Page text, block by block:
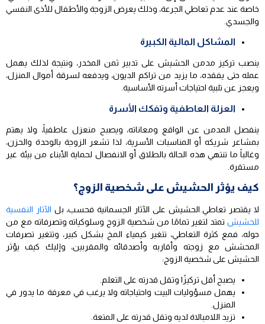
خاصة عند عدم تعاطي الجرعة، وذلك يعرض الزوجة والأطفال للأذى النفسي
والجسدي.
المشاكل المالية الكبيرة
ينصب تركيز مدمن الحشيش على تدبير ثمن المخدر، ونتيجة لذلك يهمل
عمله حتى يفقده، ما يزيد من تراكم الديون، ويدفعه لسرقة أموال المنزل،
ويعجز عن تلبية احتياجات أسرته الأساسية.
العزلة العاطفية وتفكك الأسرة
ينفصل المدمن عن الواقع ومعاناته، ويصبح منعزل عاطفياً، ولا يهتم
بمشاعر شريكه أو المناسبات الأسرية، لذا تشعر الزوجة بالوحدة والحزن،
وغالباً ما تنتهي هذه الحالة بالطلاق أو الانفصال لحماية الأبناء من بيئة غير
مستقرة.
كيف يؤثر الحشيش على شخصية الزوج؟
لا يقتصر تعاطي الحشيش على الآثار الجسمانية فحسب، بل الآثار النفسية
للحشيش تمتد لتغير تمامًا من شخصية الزوج وسلوكياته وتصرفاته مع من
حوله، فمع كثرة التعاطي، تتغير كيمياء المخ بشكل كبير، وتتغير تصرفات
المحشش مع زوجته وأقاربه وأصدقائه والمقربين، وإليك كيف يؤثر
الحشيش على شخصية الزوج:
يصبح أقل تركيزًا وتقل قدرته على التعلم.
يهمل مسؤوليات البيت واحتياجاته ولا يرغب في معرفة ما يدور في
المنزل.
تزيد اللامبالاة لديه وتقل قدرته على المتعة.